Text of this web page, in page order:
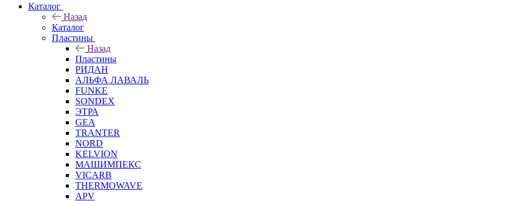
Каталог
Назад
Каталог
Пластины
Назад
Пластины
РИДАН
АЛЬФА ЛАВАЛЬ
FUNKE
SONDEX
ЭТРА
GEA
TRANTER
NORD
KELVION
МАШИМПЕКС
VICARB
THERMOWAVE
APV